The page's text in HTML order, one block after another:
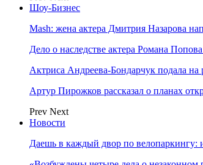
Шоу-Бизнес
Mash: жена актера Дмитрия Назарова
Дело о наследстве актера Романа
Актриса Андреева-Бондарчук подала
Артур Пирожков рассказал о планах
Prev Next
Новости
Даешь в каждый двор по